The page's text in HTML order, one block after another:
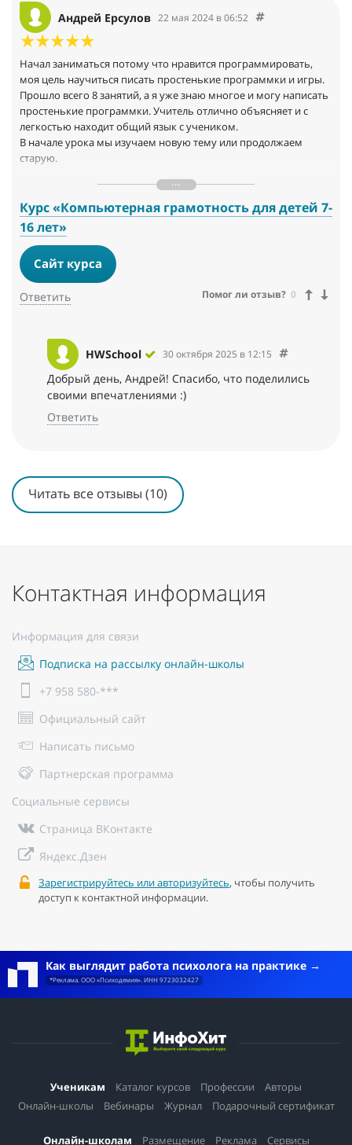
Андрей Ерсулов 22 мая 2024 в 06:52
Начал заниматься потому что нравится программировать,
моя цель научиться писать простенькие программки и игры.
Прошло всего 8 занятий, а я уже знаю многое и могу написать
простенькие программки. Учитель отлично объясняет и с
легкостью находит общий язык с учеником.
В начале урока мы изучаем новую тему или продолжаем
старую.
В конце урока проверка домашнего задания и выдача нового.
Хорошо то, что занятия индивидуальные т.к. за 1 занятие я
прохожу почти 2 темы. Занятия очень интересные, сейчас я
создаю свой блокнот и учусь работать с файлами. Уже
сделанные работы: поле чудес, крестики нолики и тд. Я хочу
продолжить заниматься в IT школе «Hello world».
Курс «Компьютерная грамотность для детей 7-
16 лет»
Сайт курса
Ответить Помог ли отзыв? 0
HWSchool 30 октября 2025 в 12:15
Добрый день, Андрей! Спасибо, что поделились
своими впечатлениями :)
Ответить
Читать все отзывы (10)
Контактная информация
Информация для связи
Подписка на рассылку онлайн-школы
+7 958 580-***
Официальный сайт
Написать письмо
Партнерская программа
Социальные сервисы
Страница ВКонтакте
Яндекс.Дзен
Зарегистрируйтесь или авторизуйтесь, чтобы получить
доступ к контактной информации.
Как выглядит работа психолога на практике
*Реклама. ООО «Психодемия». ИНН 9723032427
Ученикам Каталог курсов Профессии
Авторы
Онлайн-школы
Вебинары Журнал Подарочный сертификат
Онлайн-школам Размещение Реклама Сервисы